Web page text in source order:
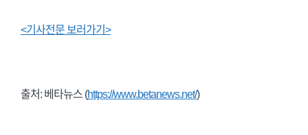
<기사전문 보러가기>
출처: 베타뉴스 (https://www.betanews.net/)